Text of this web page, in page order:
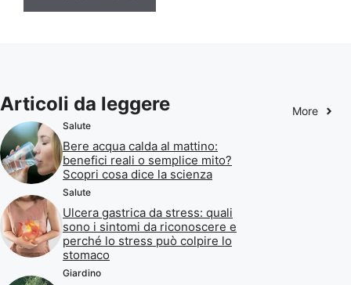
Articoli da leggere More
Salute
Bere acqua calda al mattino:
benefici reali o semplice mito?
Scopri cosa dice la scienza
Salute
Ulcera gastrica da stress: quali
sono i sintomi da riconoscere e
perché lo stress può colpire lo
stomaco
Giardino